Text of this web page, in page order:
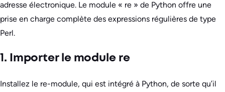
adresse électronique. Le module « re » de Python offre une
prise en charge complète des expressions régulières de type
Perl.
1. Importer le module re
Installez le re-module, qui est intégré à Python, de sorte qu’il